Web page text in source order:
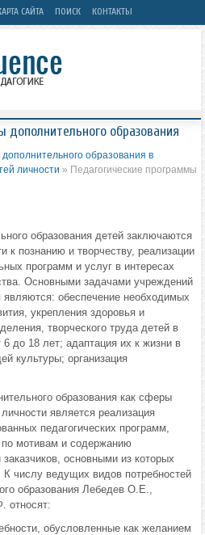
САЙТА ПОИСК КОНТАКТЫ
дополнительного образования
дополнительного образования в
личности » Педагогические программы
образования детей заключаются
к познанию и творчеству, реализации
программ и услуг в интересах
Основными задачами учреждений
являются: обеспечение необходимых
укрепления здоровья и
творческого труда детей в
до 18 лет; адаптация их к жизни в
культуры; организация
образования как сферы
является реализация
педагогических программ,
мотивам и содержанию
основными из которых
числу ведущих видов потребностей
образования Лебедев О.Е.,
относят:
обусловленные как желанием